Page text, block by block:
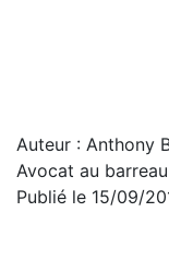
Auteur : Anthony
Avocat au
Publié le 15/09/